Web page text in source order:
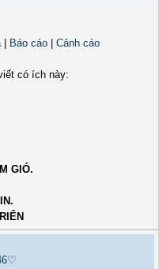
| Báo cáo
Cảnh cáo
có ích này:
GIÓ.